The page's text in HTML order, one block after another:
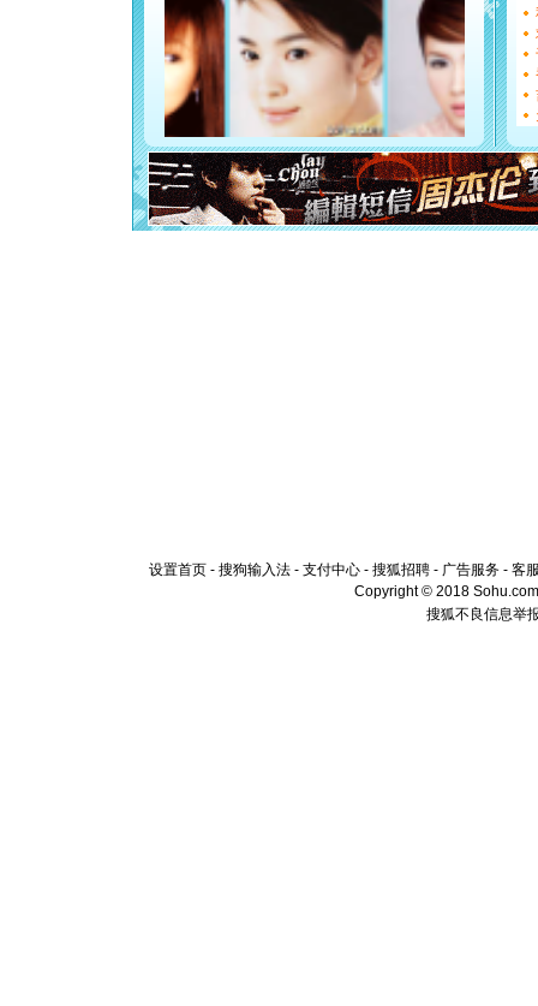
能正大
都要快乐
[圣诞节]
如意,快
[元旦]
看
断电。
你是我
[元旦]如
起；二是
离。水晶
[元旦]当
泣，这痛
设置首页 - 搜狗输入法 - 支付中心 - 搜狐招聘 - 广告服务 - 客
Copyright © 2018
搜狐不良信息举